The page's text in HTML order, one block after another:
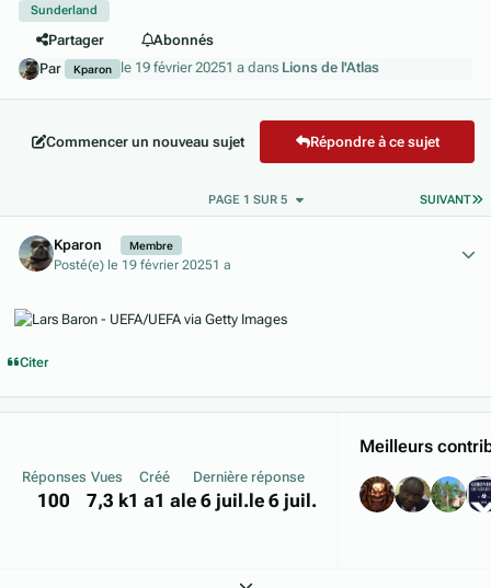
Sunderland
Partager
Abonnés
Par
Kparon le 19 février 20251 a dans Lions de l'Atlas
Commencer un nouveau sujet Répondre à ce sujet
SUIVANT
PAGE 1 SUR 5
Kparon Membre
Posté(e) le 19 février 20251 a
Citer
Réponses
100
Vues
7,3 k
Créé
1 a1 a
Dernière réponse
le 6 juil.le 6 juil.
Meilleurs